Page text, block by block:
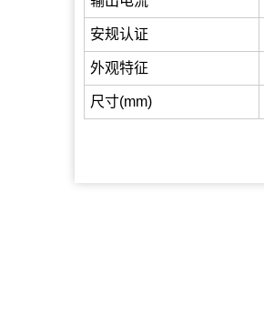
安规认证
外观特征
尺寸(mm)